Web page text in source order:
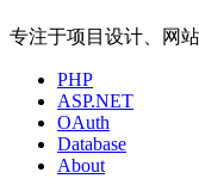
专注于项目设计、网
PHP
ASP.NET
OAuth
Database
About